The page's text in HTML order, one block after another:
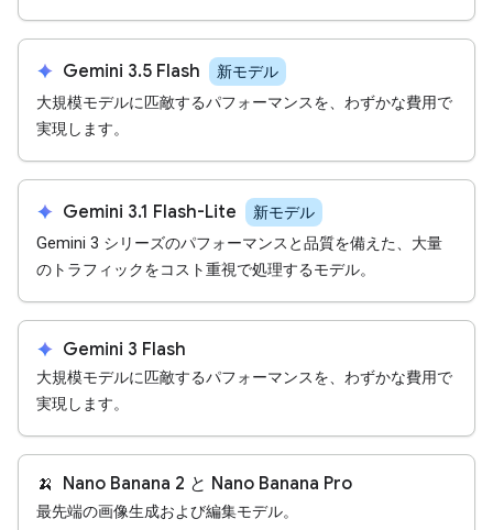
spark Gemini 3.5 Flash 新モデル
大規模モデルに匹敵するパフォーマンスを、わずかな費用で
実現します。
spark Gemini 3.1 Flash-Lite 新モデル
Gemini 3 シリーズのパフォーマンスと品質を備えた、大量
のトラフィックをコスト重視で処理するモデル。
spark Gemini 3 Flash
大規模モデルに匹敵するパフォーマンスを、わずかな費用で
実現します。
🍌 Nano Banana 2 と Nano Banana Pro
最先端の画像生成および編集モデル。